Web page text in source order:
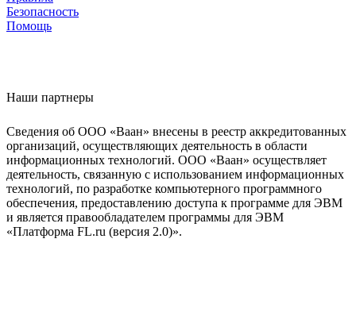
Безопасность
Помощь
Наши партнеры
Сведения об ООО «Ваан» внесены в реестр аккредитованных
организаций, осуществляющих деятельность в области
информационных технологий. ООО «Ваан» осуществляет
деятельность, связанную с использованием информационных
технологий, по разработке компьютерного программного
обеспечения, предоставлению доступа к программе для ЭВМ
и является правообладателем программы для ЭВМ
«Платформа FL.ru (версия 2.0)».